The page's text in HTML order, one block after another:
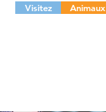
Visitez Animaux